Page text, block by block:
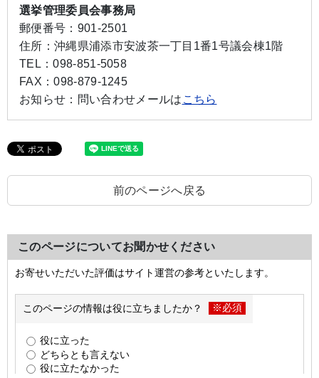
選挙管理委員会事務局
郵便番号： 901-2501
住所： 沖縄県浦添市安波茶一丁目1番1号議会棟1階
TEL：098-851-5058
FAX：098-879-1245
お知らせ： 問い合わせメールは こちら
前のページへ戻る
このページについてお聞かせください